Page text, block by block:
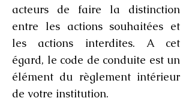
acteurs de faire la distinction
entre les actions souhaitées et
les actions interdites. A cet
égard, le code de conduite est un
élément du règlement intérieur
de votre institution.